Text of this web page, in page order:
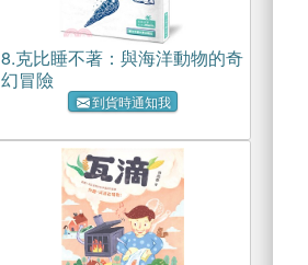
8.克比睡不著：與海洋動物的奇
幻冒險
到貨時通知我